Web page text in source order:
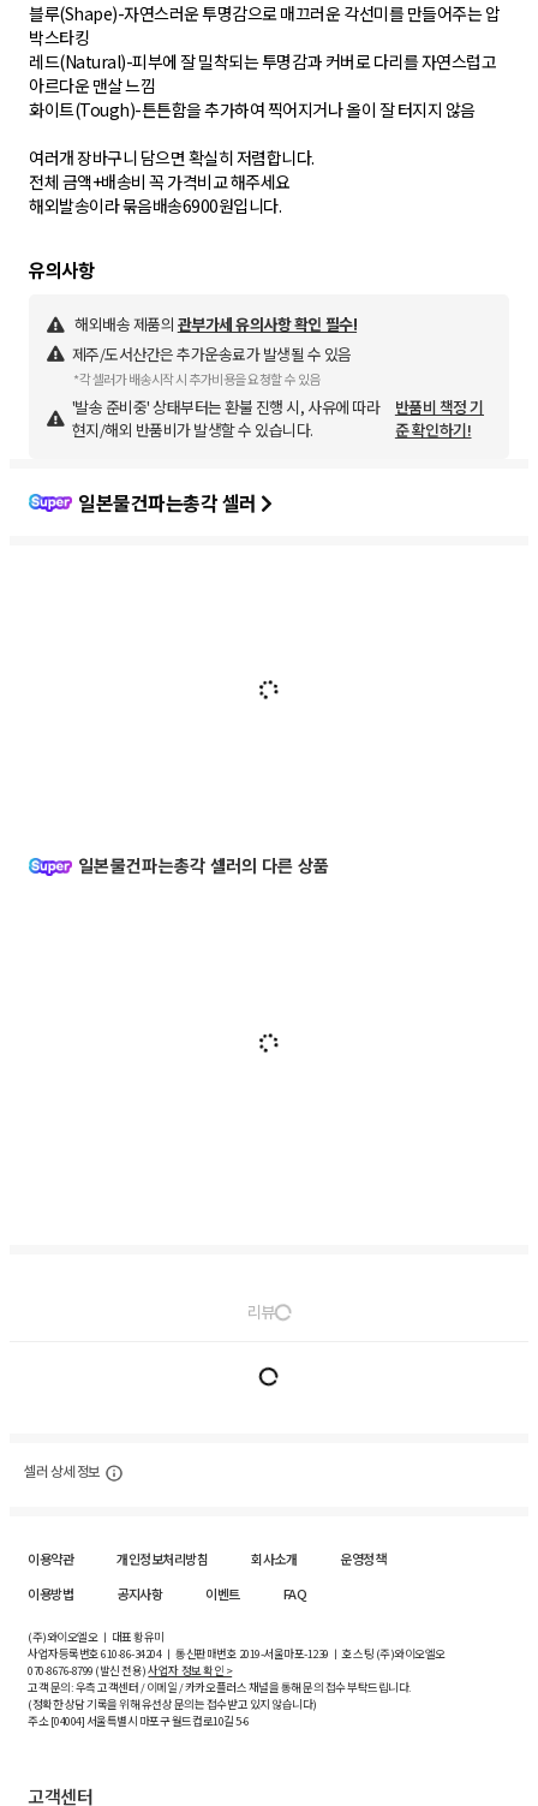
블루(Shape)-자연스러운 투명감으로 매끄러운 각선미를 만들어주는 압
박스타킹
레드(Natural)-피부에 잘 밀착되는 투명감과 커버로 다리를 자연스럽고
아르다운 맨살 느낌
화이트(Tough)-튼튼함을 추가하여 찍어지거나 올이 잘 터지지 않음
여러개 장바구니 담으면 확실히 저렴합니다.
전체 금액+배송비 꼭 가격비교 해주세요
해외발송이라 묶음배송6900원입니다.
유의사항
해외배송 제품의 관부가세 유의사항 확인 필수!
제주/도서산간은 추가운송료가 발생될 수 있음
*각 셀러가 배송시작 시 추가비용을 요청할 수 있음
'발송 준비중' 상태부터는 환불 진행 시, 사유에 따라
현지/해외 반품비가 발생할 수 있습니다.
반품비 책정 기
준 확인하기!
일본물건파는총각 셀러
일본물건파는총각 셀러의 다른 상품
리뷰
셀러 상세 정보
이용약관 개인정보처리방침 회사소개
운영정책
이용방법
공지사항 이벤트 FAQ
(주)와이오엘오 ㅣ 대표 황유미
사업자등록번호610-86-34204ㅣ 통신판매번호 2019-서울마포-1239 ㅣ 호스팅 (주)와이오엘오
070-8676-8799 (발신 전용)사업자 정보 확인 >
고객 문의: 우측 고객센터 / 이메일 / 카카오플러스 채널을 통해 문의 접수 부탁드립니다.
(정확한 상담 기록을 위해 유선상 문의는 접수받고 있지 않습니다)
주소 [04004] 서울특별시 마포구 월드컵로10길5-6
고객센터